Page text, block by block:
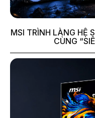
MSI TRÌNH LÀNG HỆ
CÙNG